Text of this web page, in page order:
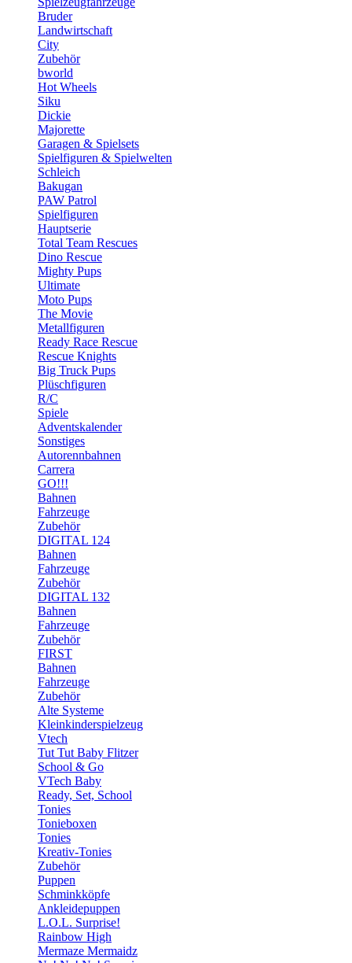
Bruder
Landwirtschaft
City
Zubehör
bworld
Hot Wheels
Siku
Dickie
Majorette
Garagen & Spielsets
Spielfiguren & Spielwelten
Schleich
Bakugan
PAW Patrol
Spielfiguren
Hauptserie
Total Team Rescues
Dino Rescue
Mighty Pups
Ultimate
Moto Pups
The Movie
Metallfiguren
Ready Race Rescue
Rescue Knights
Big Truck Pups
Plüschfiguren
R/C
Spiele
Adventskalender
Sonstiges
Autorennbahnen
Carrera
GO!!!
Bahnen
Fahrzeuge
Zubehör
DIGITAL 124
Bahnen
Fahrzeuge
Zubehör
DIGITAL 132
Bahnen
Fahrzeuge
Zubehör
FIRST
Bahnen
Fahrzeuge
Zubehör
Alte Systeme
Kleinkinderspielzeug
Vtech
Tut Tut Baby Flitzer
School & Go
VTech Baby
Ready, Set, School
Tonies
Tonieboxen
Tonies
Kreativ-Tonies
Zubehör
Puppen
Schminkköpfe
Ankleidepuppen
L.O.L. Surprise!
Rainbow High
Mermaze Mermaidz